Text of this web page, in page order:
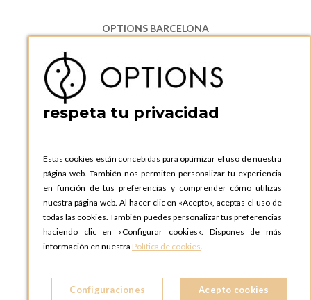
OPTIONS BARCELONA
08130 Santa Perpetua de Moguda, Barcelona
ESPAñA
Teléfono:
+34 935 724 041
OPTIONS BARCELONA SHOWROOM
ESPAñA
Teléfono:+34 935 724 041
OPTIONS MADRID
C. Lucio Emilio Cándido, 6,
28803 Alcalá de Henares, Madrid
ESPAñA
OPTIONS MADRID SHOWROOM
respeta tu privacidad
Estas cookies están concebidas para optimizar el uso de nuestra
página web. También nos permiten personalizar tu experiencia
en función de tus preferencias y comprender cómo utilizas
nuestra página web. Al hacer clic en «Acepto», aceptas el uso de
todas las cookies. También puedes personalizar tus preferencias
haciendo clic en «Configurar cookies». Dispones de más
información en nuestra Política de cookies.
Configuraciones Acepto cookies